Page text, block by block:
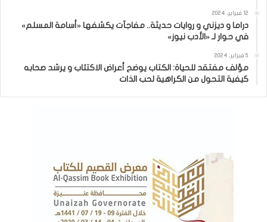
12 فبراير، 2024
دراما و ديزني و روايات حديثة.. مفاجآت يكشفها «أسامة المسلم»
في حوار لـ «الأدب نيوز»
5 فبراير، 2024
مؤلف مفتقد للحياة: الكتاب يوضح أعراض الاكتئاب و يرشد صحابه
كيفية التحول من الكراهية لحب الذات